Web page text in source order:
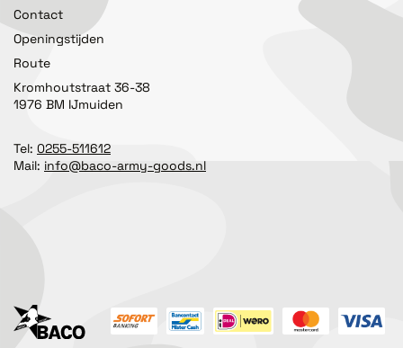
Contact
Openingstijden
Route
Kromhoutstraat 36-38
1976 BM IJmuiden
Tel: 0255-511612
Mail: info@baco-army-goods.nl